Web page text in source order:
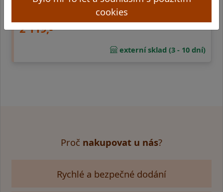
cookies
sudech (vzhledem k tmavší barvě zřejmě převažu …
2 119,-
externí sklad (3 - 10 dní)
Proč nakupovat u nás?
Rychlé a bezpečné dodání